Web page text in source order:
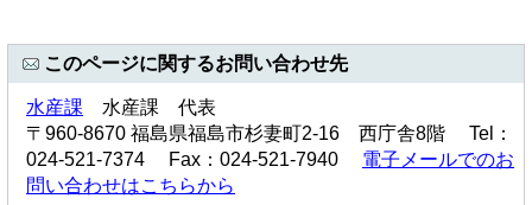
このページに関するお問い合わせ先
水産課 水産課 代表
〒960-8670 福島県福島市杉妻町2-16 西庁舎8階 Tel：
024-521-7374 Fax：024-521-7940 電子メールでのお
問い合わせはこちらから